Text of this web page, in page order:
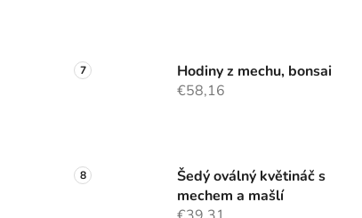
Hodiny z mechu, bonsai
€58,16
Šedý oválný květináč s
mechem a mašlí